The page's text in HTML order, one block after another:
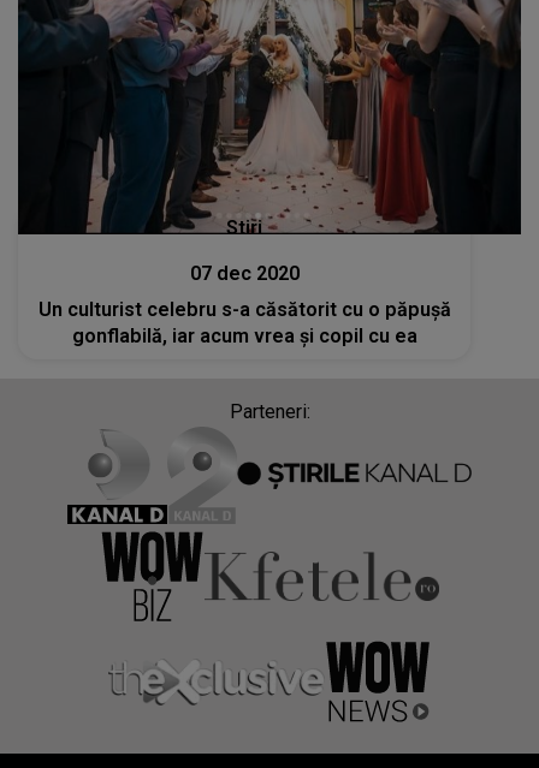
Stiri
07 dec 2020
Un culturist celebru s-a căsătorit cu o păpușă
gonflabilă, iar acum vrea și copil cu ea
Parteneri: